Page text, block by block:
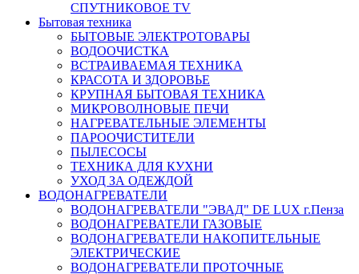
СПУТНИКОВОЕ TV
Бытовая техника
БЫТОВЫЕ ЭЛЕКТРОТОВАРЫ
ВОДООЧИСТКА
ВСТРАИВАЕМАЯ ТЕХНИКА
КРАСОТА И ЗДОРОВЬЕ
КРУПНАЯ БЫТОВАЯ ТЕХНИКА
МИКРОВОЛНОВЫЕ ПЕЧИ
НАГРЕВАТЕЛЬНЫЕ ЭЛЕМЕНТЫ
ПАРООЧИСТИТЕЛИ
ПЫЛЕСОСЫ
ТЕХНИКА ДЛЯ КУХНИ
УХОД ЗА ОДЕЖДОЙ
ВОДОНАГРЕВАТЕЛИ
ВОДОНАГРЕВАТЕЛИ "ЭВАД" DE LUX г.Пенза
ВОДОНАГРЕВАТЕЛИ ГАЗОВЫЕ
ВОДОНАГРЕВАТЕЛИ НАКОПИТЕЛЬНЫЕ
ЭЛЕКТРИЧЕСКИЕ
ВОДОНАГРЕВАТЕЛИ ПРОТОЧНЫЕ